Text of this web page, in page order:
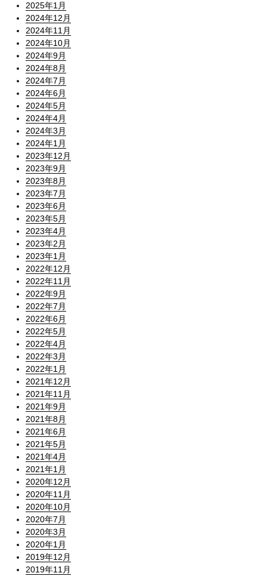
2025年1月
2024年12月
2024年11月
2024年10月
2024年9月
2024年8月
2024年7月
2024年6月
2024年5月
2024年4月
2024年3月
2024年1月
2023年12月
2023年9月
2023年8月
2023年7月
2023年6月
2023年5月
2023年4月
2023年2月
2023年1月
2022年12月
2022年11月
2022年9月
2022年7月
2022年6月
2022年5月
2022年4月
2022年3月
2022年1月
2021年12月
2021年11月
2021年9月
2021年8月
2021年6月
2021年5月
2021年4月
2021年1月
2020年12月
2020年11月
2020年10月
2020年7月
2020年3月
2020年1月
2019年12月
2019年11月